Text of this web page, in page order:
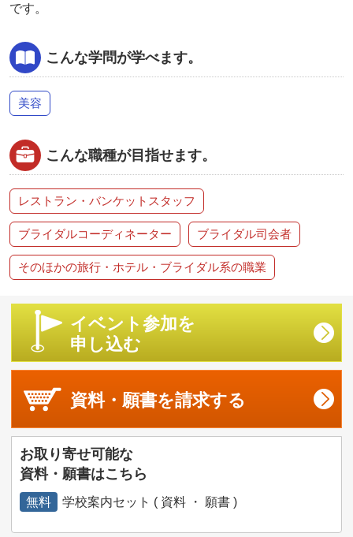
です。
こんな学問が学べます。
美容
こんな職種が目指せます。
レストラン・バンケットスタッフ
ブライダルコーディネーター ブライダル司会者
そのほかの旅行・ホテル・ブライダル系の職業
イベント参加を
申し込む
資料・願書を請求する
お取り寄せ可能な
資料・願書はこちら
無料 学校案内セット ( 資料 ・ 願書 )